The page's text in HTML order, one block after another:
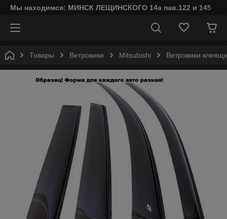
Мы находимся: МИНСК ЛЕЩИНСКОГО 14а пав.122 и 145
Товары Ветровики Mitsubishi Ветровики